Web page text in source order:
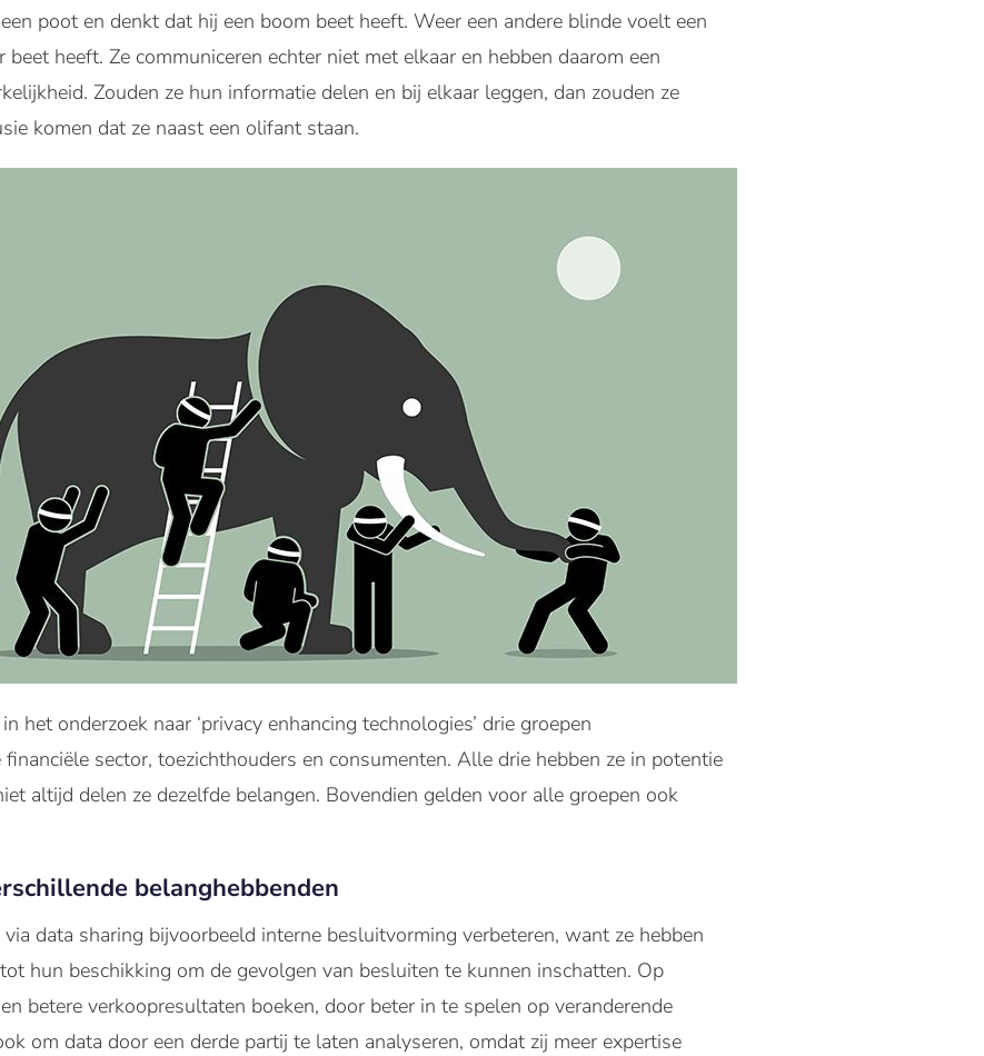
poot en denkt dat hij een boom beet heeft. Weer een andere blinde voelt een
heeft. Ze communiceren echter niet met elkaar en hebben daarom een
Zouden ze hun informatie delen en bij elkaar leggen, dan zouden ze
komen dat ze naast een olifant staan.
het onderzoek naar ‘privacy enhancing technologies’ drie groepen
sector, toezichthouders en consumenten. Alle drie hebben ze in potentie
altijd delen ze dezelfde belangen. Bovendien gelden voor alle groepen ook
belanghebbenden
data sharing bijvoorbeeld interne besluitvorming verbeteren, want ze hebben
hun beschikking om de gevolgen van besluiten te kunnen inschatten. Op
betere verkoopresultaten boeken, door beter in te spelen op veranderende
om data door een derde partij te laten analyseren, omdat zij meer expertise